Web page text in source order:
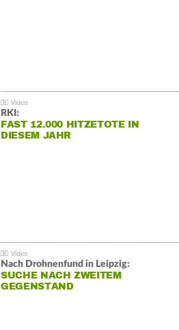
RKI:
FAST 12.000 HITZETOTE IN
DIESEM JAHR
Nach Drohnenfund in Leipzig:
SUCHE NACH ZWEITEM
GEGENSTAND